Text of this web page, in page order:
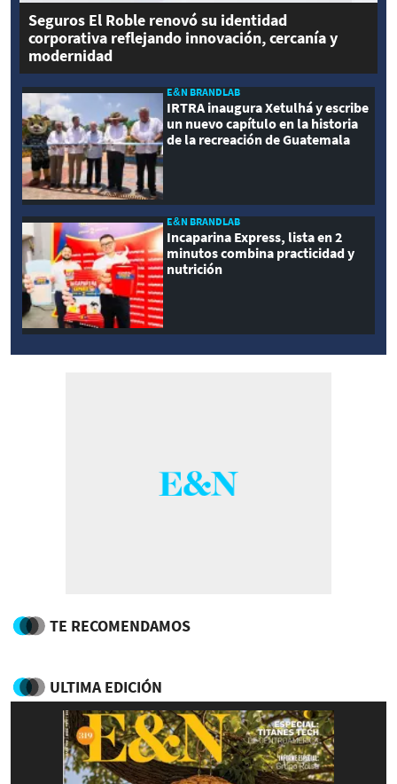
Seguros El Roble renovó su identidad
corporativa reflejando innovación, cercanía y
modernidad
E&N BRANDLAB
IRTRA inaugura Xetulhá y escribe
un nuevo capítulo en la historia
de la recreación de Guatemala
E&N BRANDLAB
Incaparina Express, lista en 2
minutos combina practicidad y
nutrición
TE RECOMENDAMOS
ULTIMA EDICIÓN